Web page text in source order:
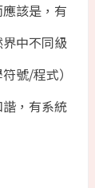
該是，有
中不同級
號/程式）
，有系統